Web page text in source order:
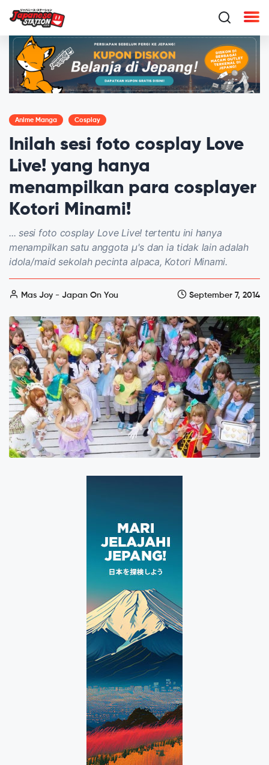
Anime Manga Cosplay
Inilah sesi foto cosplay Love
Live! yang hanya
menampilkan para cosplayer
Kotori Minami!
... sesi foto cosplay Love Live! tertentu ini hanya
menampilkan satu anggota μ's dan ia tidak lain adalah
idola/maid sekolah pecinta alpaca, Kotori Minami.
Mas Joy - Japan On You September 7, 2014